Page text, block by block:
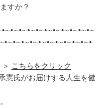
すか？
こちらをクリック
憲氏がお届けする人生を健